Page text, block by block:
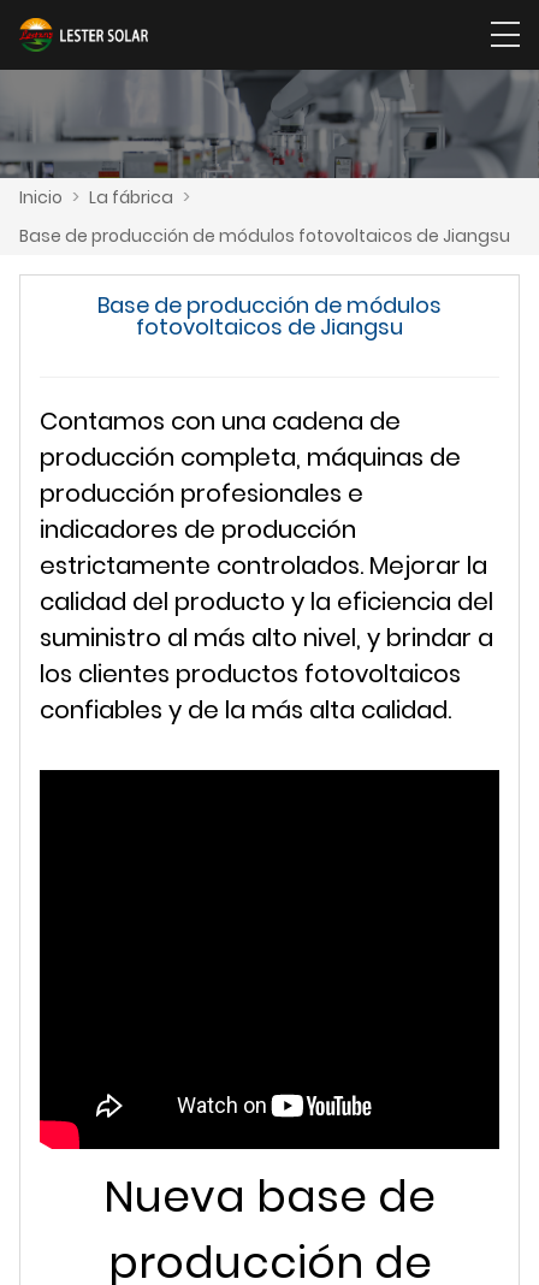
Inicio > La fábrica >
Base de producción de módulos fotovoltaicos de Jiangsu
Base de producción de módulos
fotovoltaicos de Jiangsu
Contamos con una cadena de
producción completa, máquinas de
producción profesionales e
indicadores de producción
estrictamente controlados. Mejorar la
calidad del producto y la eficiencia del
suministro al más alto nivel, y brindar a
los clientes productos fotovoltaicos
confiables y de la más alta calidad.
Nueva base de
producción de